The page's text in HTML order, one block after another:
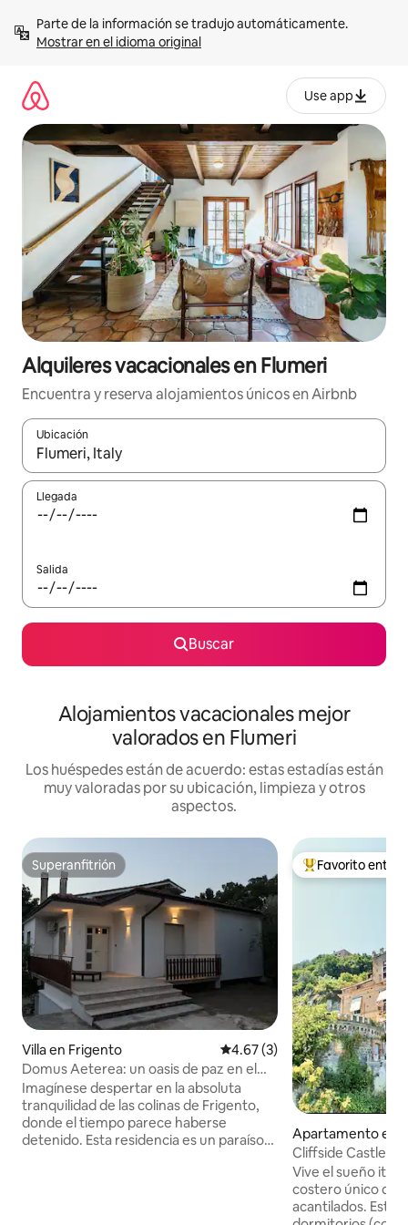
contenidoMostrar en el idioma original
Use app
Alquileres vacacionales en Flumeri
Encuentra y reserva alojamientos únicos en Airbnb
Ubicación
Cuando los resultados estén disponibles, navega con las
Llegada
Salida
Buscar
Alojamientos vacacionales mejor
valorados en Flumeri
Los huéspedes están de acuerdo: estas estadías están
muy valoradas por su ubicación, limpieza y otros
aspectos.
Superanfitrión
Superanfitrión
Villa en Frigento Calificación promedio: 4.67
4.67 (3)
Domus Aeterea: un oasis de paz en el
corazón de Irpinia
Imagínese despertar en la absoluta
tranquilidad de las colinas de Frigento,
donde el tiempo parece haberse
detenido. Esta residencia es un paraíso
Favorito entre
Favorito entre
Apartamento en
Cliffside Castle,
de Amalfi
Vive el sueño
costero único del
acantilados. Este